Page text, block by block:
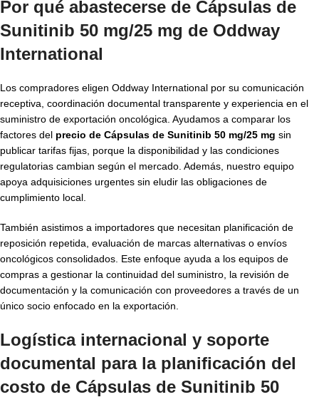
Por qué abastecerse de Cápsulas de
Sunitinib 50 mg/25 mg de Oddway
International
Los compradores eligen Oddway International por su comunicación
receptiva, coordinación documental transparente y experiencia en el
suministro de exportación oncológica. Ayudamos a comparar los
factores del precio de Cápsulas de Sunitinib 50 mg/25 mg sin
publicar tarifas fijas, porque la disponibilidad y las condiciones
regulatorias cambian según el mercado. Además, nuestro equipo
apoya adquisiciones urgentes sin eludir las obligaciones de
cumplimiento local.
También asistimos a importadores que necesitan planificación de
reposición repetida, evaluación de marcas alternativas o envíos
oncológicos consolidados. Este enfoque ayuda a los equipos de
compras a gestionar la continuidad del suministro, la revisión de
documentación y la comunicación con proveedores a través de un
único socio enfocado en la exportación.
Logística internacional y soporte
documental para la planificación del
costo de Cápsulas de Sunitinib 50